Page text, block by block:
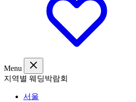
Menu
지역별 웨딩박람회
서울